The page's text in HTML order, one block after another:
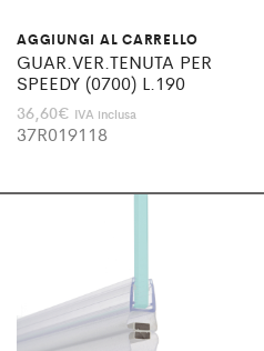
AGGIUNGI AL CARRELLO
GUAR.VER.TENUTA PER
SPEEDY (0700) L.190
36,60€ IVA inclusa
37R019118